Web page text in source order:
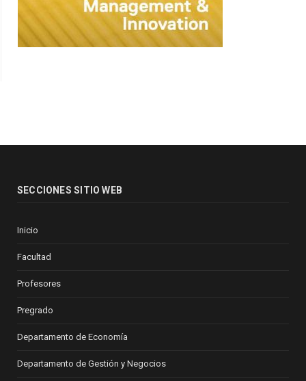
SECCIONES SITIO WEB
Inicio
Facultad
Profesores
Pregrado
Departamento de Economía
Departamento de Gestión y Negocios